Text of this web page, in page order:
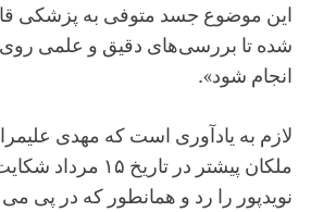
این موضوع جسد متوفی به پزشکی
شده تا بررسی‌های دقیق و علمی
انجام شود».
لازم به یادآوری است که مهدی
ملکان پیشتر در تاریخ ۱۵
نویدپور را رد و همانطور که در پی می